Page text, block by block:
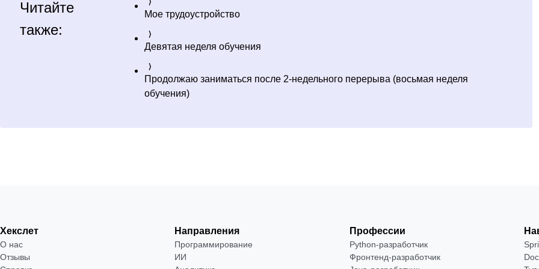
Читайте
также:
Мое трудоустройство
Девятая неделя обучения
Продолжаю заниматься после 2-недельного перерыва (восьмая неделя
обучения)
Хекслет
О нас
Отзывы
Направления
Программирование
ИИ
Профессии
Python-разработчик
Фронтенд-разработчик